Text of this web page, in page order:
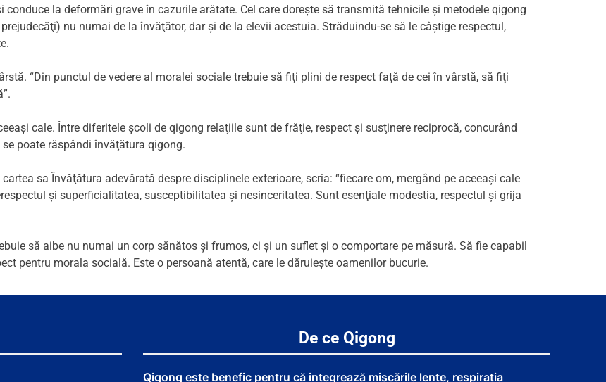
la deformări grave în cazurile arătate. Cel care doreşte să transmită tehnicile şi metodele qigong
nu numai de la învăţător, dar şi de la elevii acestuia. Străduindu-se să le câştige respectul,
“Din punctul de vedere al moralei sociale trebuie să fiţi plini de respect faţă de cei în vârstă, să fiţi
cale. Între diferitele şcoli de qigong relaţiile sunt de frăţie, respect şi susţinere reciprocă, concurând
poate răspândi învăţătura qigong.
sa Învăţătura adevărată despre disciplinele exterioare, scria: “fiecare om, mergând pe aceeaşi cale
şi superficialitatea, susceptibilitatea şi nesinceritatea. Sunt esenţiale modestia, respectul şi grija
să aibe nu numai un corp sănătos şi frumos, ci şi un suflet şi o comportare pe măsură. Să fie capabil
pentru morala socială. Este o persoană atentă, care le dăruieşte oamenilor bucurie.
De ce Qigong
Qigong este benefic pentru că integrează mișcările lente, respirația